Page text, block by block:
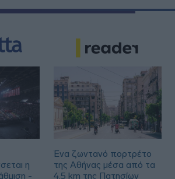
η
-
Ένα ζωντανό πορτρέτο
της Αθήνας μέσα από τα
4,5 km της Πατησίων